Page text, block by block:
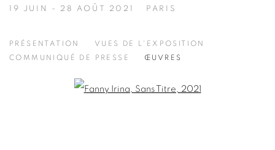
19 JUIN - 28 AOÛT 2021 PARIS
PRÉSENTATION
VUES DE L'EXPOSITION
COMMUNIQUÉ DE PRESSE
ŒUVRES
Open a larger version of the following image in a popup: